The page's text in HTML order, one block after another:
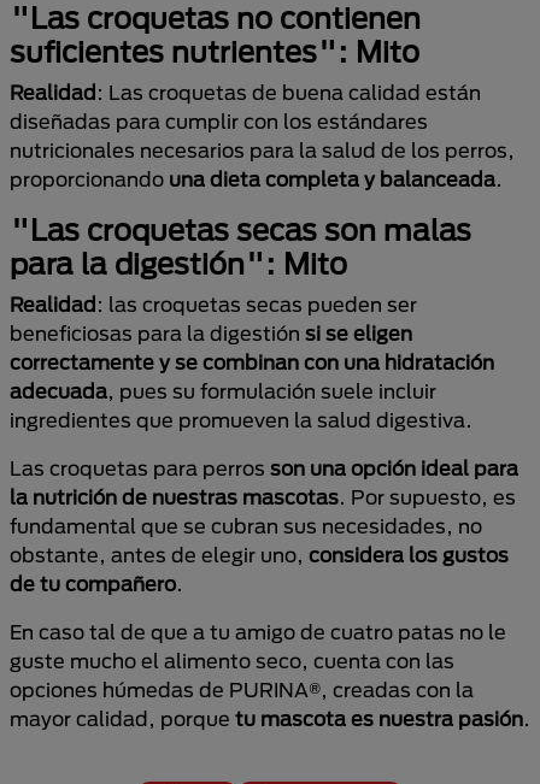
"Las croquetas no contienen
suficientes nutrientes": Mito
Realidad: Las croquetas de buena calidad están
diseñadas para cumplir con los estándares
nutricionales necesarios para la salud de los perros,
proporcionando una dieta completa y balanceada.
"Las croquetas secas son malas
para la digestión": Mito
Realidad: las croquetas secas pueden ser
beneficiosas para la digestión si se eligen
correctamente y se combinan con una hidratación
adecuada, pues su formulación suele incluir
ingredientes que promueven la salud digestiva.
Las croquetas para perros son una opción ideal para
la nutrición de nuestras mascotas. Por supuesto, es
fundamental que se cubran sus necesidades, no
obstante, antes de elegir uno, considera los gustos
de tu compañero.
En caso tal de que a tu amigo de cuatro patas no le
guste mucho el alimento seco, cuenta con las
opciones húmedas de PURINA®, creadas con la
mayor calidad, porque tu mascota es nuestra pasión.